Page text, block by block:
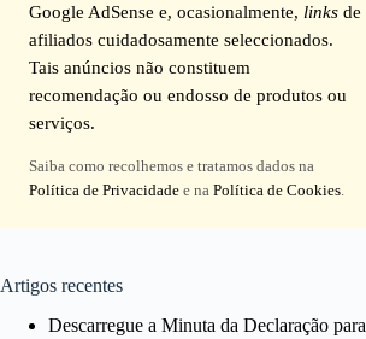
Google AdSense e, ocasionalmente, links de
afiliados cuidadosamente seleccionados.
Tais anúncios não constituem
recomendação ou endosso de produtos ou
serviços.
Saiba como recolhemos e tratamos dados na
Política de Privacidade e naPolítica de Cookies.
Artigos recentes
Descarregue a Minuta da Declaração para